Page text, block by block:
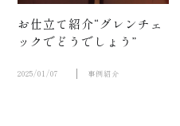
お仕立て紹介“グレンチェ
ックでどうでしょう”
2025/01/07 事例紹介